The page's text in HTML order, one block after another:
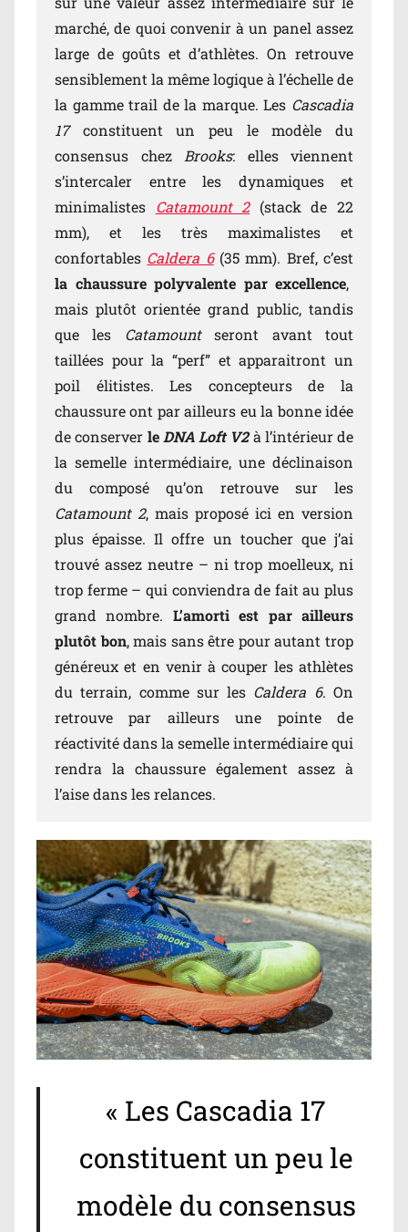
marché, de quoi convenir à un panel assez
large de goûts et d’athlètes. On retrouve
sensiblement la même logique à l’échelle de
la gamme trail de la marque. Les Cascadia
17constituent un peu le modèle du
consensus chez Brooks: elles viennent
s’intercaler entre les dynamiques et
minimalistes Catamount 2(stack de 22
mm), et les très maximalistes et
confortables Caldera 6(35 mm). Bref, c’est
la chaussure polyvalente par excellence,
mais plutôt orientée grand public, tandis
que les Catamountseront avant tout
taillées pour la “perf” et apparaitront un
poil élitistes. Les concepteurs de la
chaussure ont par ailleurs eu la bonne idée
de conserver leDNA Loft V2 à l’intérieur de
la semelle intermédiaire, une déclinaison
du composé qu’on retrouve sur les
Catamount 2, mais proposé ici en version
plus épaisse. Il offre un toucher que j’ai
trouvé assez neutre – ni trop moelleux, ni
trop ferme – qui conviendra de fait au plus
grand nombre. L’amorti est par ailleurs
plutôt bon, mais sans être pour autant trop
généreux et en venir à couper les athlètes
du terrain, comme sur les Caldera 6. On
retrouve par ailleurs une pointe de
réactivité dans la semelle intermédiaire qui
rendra la chaussure également assez à
l’aise dans les relances.
« Les Cascadia 17
constituent un peu le
modèle du consensus